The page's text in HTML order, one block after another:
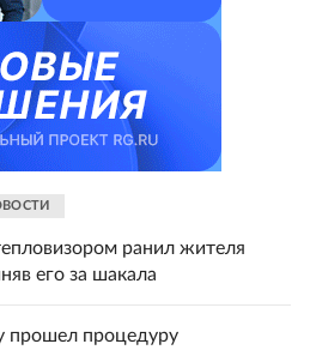
ранил жителя
его за шакала
прошел процедуру